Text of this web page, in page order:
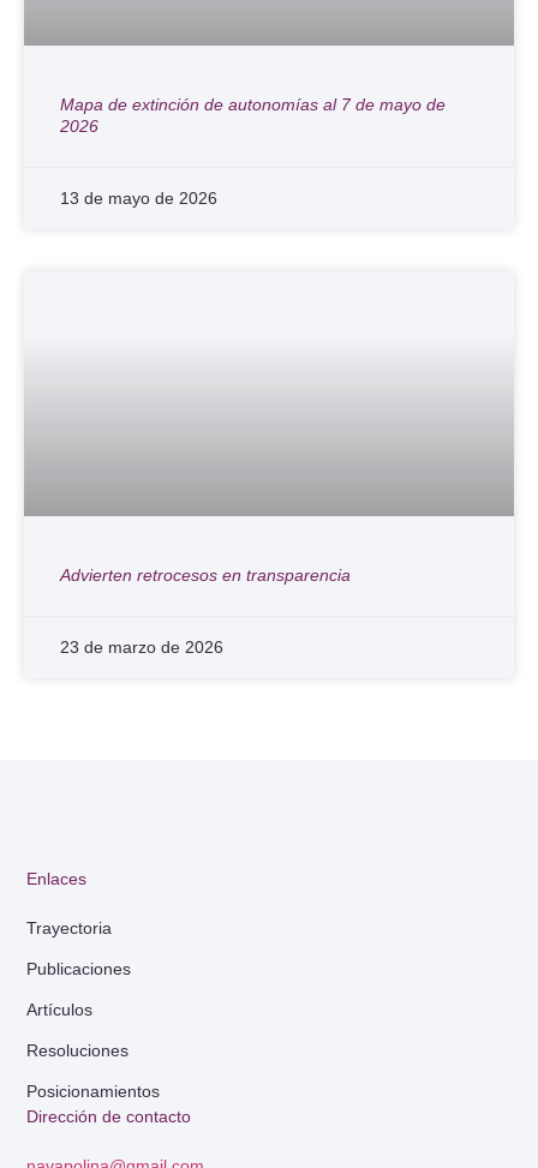
Mapa de extinción de autonomías al 7 de mayo de
2026
13 de mayo de 2026
Advierten retrocesos en transparencia
23 de marzo de 2026
Dirección de contacto
Enlaces
Trayectoria
Publicaciones
Artículos
Resoluciones
Posicionamientos